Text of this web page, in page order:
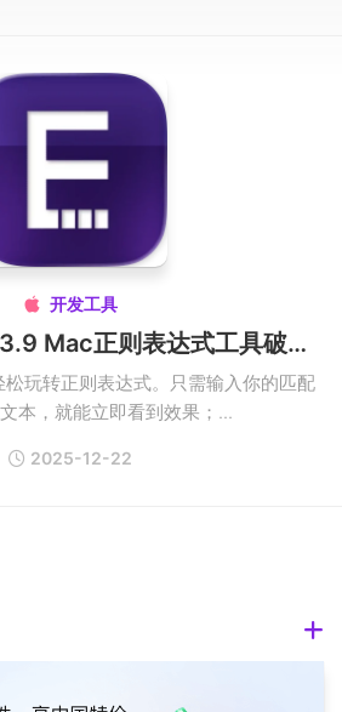
 开发工具
Expressions v1.3.9 Mac正则表达式工具破解版
玩转正则表达式。只需输入你的匹配
本，就能立即看到效果；...
2025-12-22